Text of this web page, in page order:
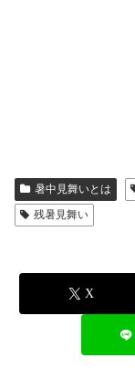
暑中見舞いとは
残暑見舞い
X